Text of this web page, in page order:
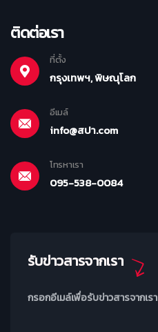
ติดต่อเรา
ที่ตั้ง
กรุงเทพฯ, พิษณุโลก
อีเมล์
info@สปา.com
โทรหาเรา
095-538-0084
รับข่าวสารจากเรา
กรอกอีเมล์เพื่อรับข่าวสารจากเรา